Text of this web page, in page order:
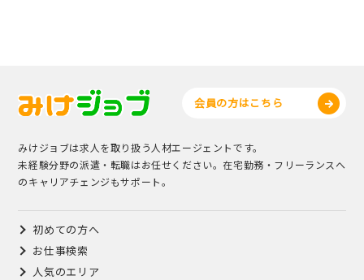
会員の方はこちら
みけジョブは求人を取り扱う人材エージェントです。
未経験分野の派遣・転職はお任せください。在宅勤務・フリーランスへ
のキャリアチェンジもサポート。
初めての方へ
お仕事検索
人気のエリア